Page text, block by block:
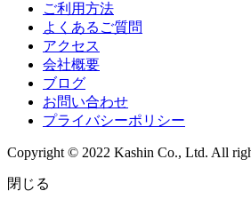
ご利用方法
よくあるご質問
アクセス
会社概要
ブログ
お問い合わせ
プライバシーポリシー
Copyright © 2022 Kashin Co., Ltd. All
閉じる